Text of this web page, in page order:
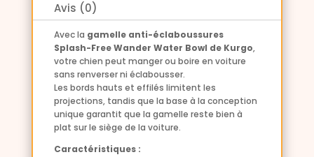
:
Avis (0)
Avec la gamelle anti-éclaboussures
Splash-Free Wander Water Bowl de Kurgo,
votre chien peut manger ou boire en voiture
sans renverser ni éclabousser.
Les bords hauts et effilés limitent les
projections, tandis que la base à la conception
unique garantit que la gamelle reste bien à
plat sur le siège de la voiture.
Caractéristiques :